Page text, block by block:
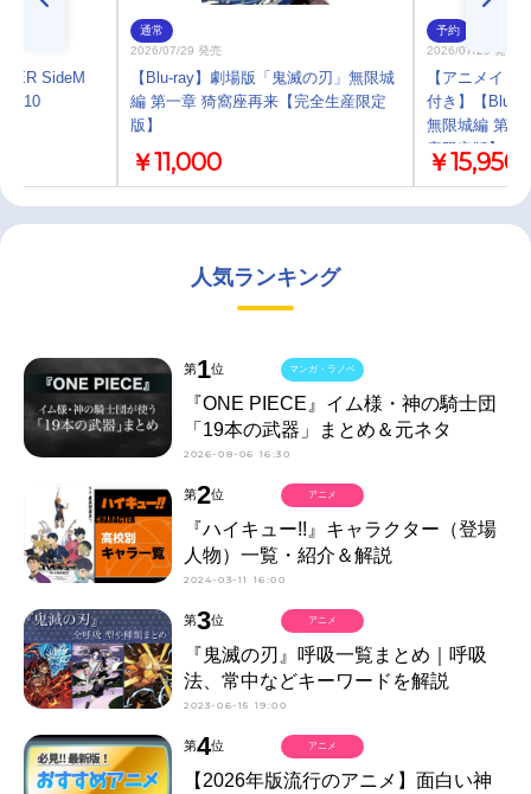
SideM
10
通常
2026/07/29 発売
【Blu-ray】劇場版「鬼滅の刃」無限城
編 第一章 猗窩座再来【完全生産限定
版】
￥11,000
予約
2026/07/29 発売
【アニメイト
付き】【Blu-
無限城編 第一
産限定版】ア
￥15,950
人気ランキング
第1位
『ONE PIECE』イム様・神の騎士団
「19本の武器」まとめ＆元ネタ
2026-08-06 16:30
マンガ・ラノベ
第2位
『ハイキュー!!』キャラクター（登場
人物）一覧・紹介＆解説
2024-03-11 16:00
アニメ
第3位
『鬼滅の刃』呼吸一覧まとめ｜呼吸
法、常中などキーワードを解説
2023-06-15 19:00
アニメ
第4位
【2026年版流行のアニメ】面白い神
アニメ